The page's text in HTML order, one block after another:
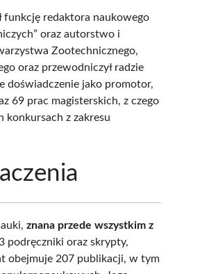
funkcję redaktora naukowego
oraz autorstwo i
Zootechnicznego,
oraz przewodniczył radzie
doświadczenie jako promotor,
69 prac magisterskich, z czego
konkursach z zakresu
znana przede wszystkim z
podręczniki oraz skrypty,
obejmuje 207 publikacji, w tym